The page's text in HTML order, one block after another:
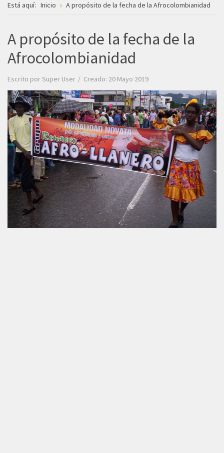
Está aquí: Inicio A propósito de la fecha de la Afrocolombianidad
A propósito de la fecha de la
Afrocolombianidad
Escrito porSuper User Creado: 20 Mayo 2019